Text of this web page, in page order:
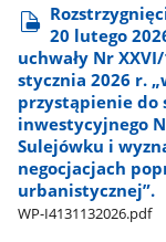
20 lutego
uchwały Nr
stycznia 2026 r.
przystąpienie do
inwestycyjnego
Sulejówku i
negocjacjach
urbanistycznej”.
WP-I4131132026.pdf